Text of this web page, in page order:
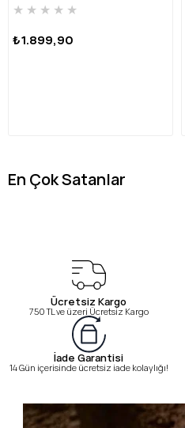
★ ★ ★ ★ ★
₺1.899,90
En Çok Satanlar
Ücretsiz Kargo
750 TL ve üzeri Ücretsiz Kargo
İade Garantisi
14 Gün içerisinde ücretsiz iade kolaylığı!